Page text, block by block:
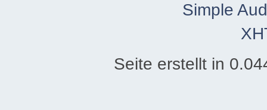
Simple
Seite erstellt in